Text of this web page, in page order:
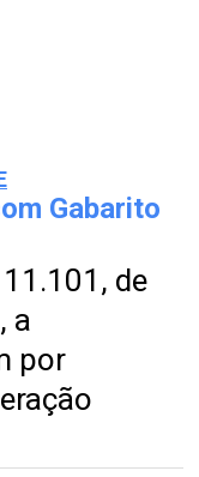
Gabarito
de
a
por